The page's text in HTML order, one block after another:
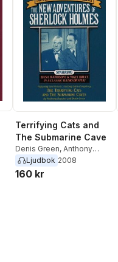
Terrifying Cats and
The Submarine Cave
Denis Green, Anthony
Boucher
Ljudbok 2008
160 kr